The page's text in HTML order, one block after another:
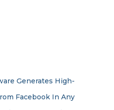
Generates High-
Facebook In Any